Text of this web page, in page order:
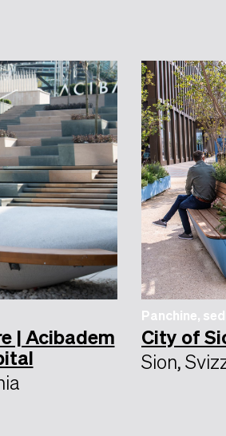
| Acibadem
Panchine,
City of
Sion,